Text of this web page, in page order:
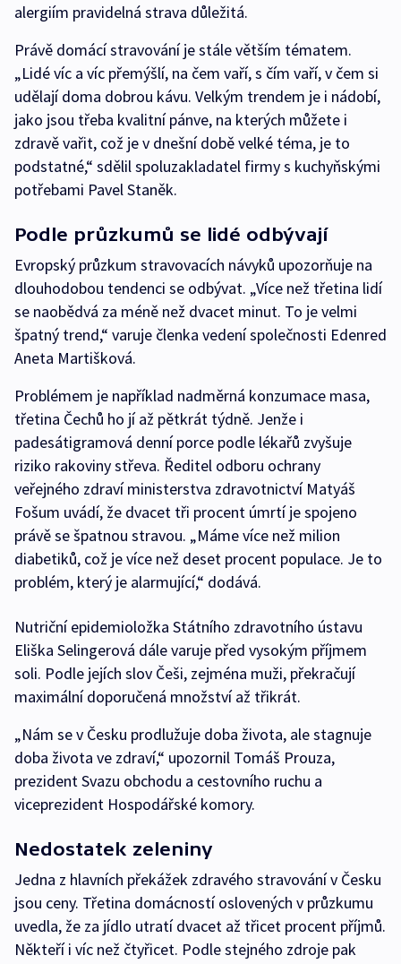
alergiím pravidelná strava důležitá.
Právě domácí stravování je stále větším tématem.
„Lidé víc a víc přemýšlí, na čem vaří, s čím vaří, v čem si
udělají doma dobrou kávu. Velkým trendem je i nádobí,
jako jsou třeba kvalitní pánve, na kterých můžete i
zdravě vařit, což je v dnešní době velké téma, je to
podstatné,“ sdělil spoluzakladatel firmy s kuchyňskými
potřebami Pavel Staněk.
Podle průzkumů se lidé odbývají
Evropský průzkum stravovacích návyků upozorňuje na
dlouhodobou tendenci se odbývat. „Více než třetina lidí
se naobědvá za méně než dvacet minut. To je velmi
špatný trend,“ varuje členka vedení společnosti Edenred
Aneta Martišková.
Problémem je například nadměrná konzumace masa,
třetina Čechů ho jí až pětkrát týdně. Jenže i
padesátigramová denní porce podle lékařů zvyšuje
riziko rakoviny střeva. Ředitel odboru ochrany
veřejného zdraví ministerstva zdravotnictví Matyáš
Fošum uvádí, že dvacet tři procent úmrtí je spojeno
právě se špatnou stravou. „Máme více než milion
diabetiků, což je více než deset procent populace. Je to
problém, který je alarmující,“ dodává.
Nutriční epidemioložka Státního zdravotního ústavu
Eliška Selingerová dále varuje před vysokým příjmem
soli. Podle jejích slov Češi, zejména muži, překračují
maximální doporučená množství až třikrát.
„Nám se v Česku prodlužuje doba života, ale stagnuje
doba života ve zdraví,“ upozornil Tomáš Prouza,
prezident Svazu obchodu a cestovního ruchu a
viceprezident Hospodářské komory.
Nedostatek zeleniny
Jedna z hlavních překážek zdravého stravování v Česku
jsou ceny. Třetina domácností oslovených v průzkumu
uvedla, že za jídlo utratí dvacet až třicet procent příjmů.
Někteří i víc než čtyřicet. Podle stejného zdroje pak